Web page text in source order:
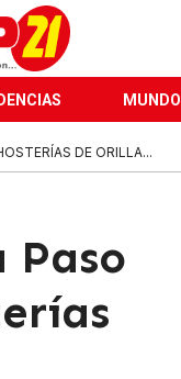
DE ORILLA...
Paso